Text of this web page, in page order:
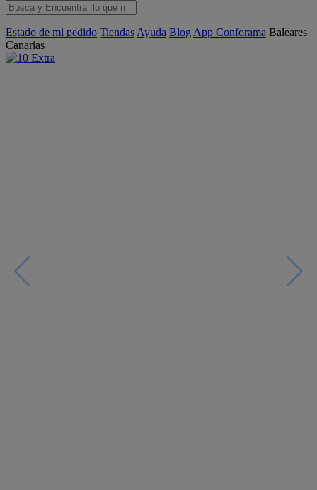
Estado de mi pedido Tiendas Ayuda Blog App Conforama Baleares
Canarias